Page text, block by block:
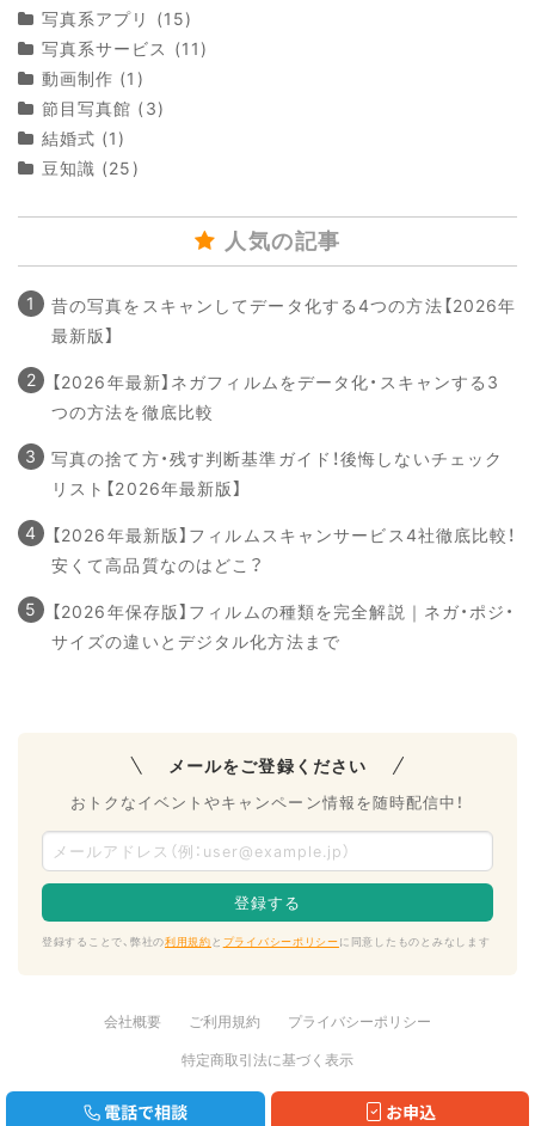
写真系アプリ
(15)
写真系サービス (11)
動画制作 (1)
節目写真館 (3)
結婚式 (1)
豆知識 (25)
人気の記事
昔の写真をスキャンしてデータ化する4つの方法【2026年
最新版】
【2026年最新】ネガフィルムをデータ化・スキャンする3
つの方法を徹底比較
写真の捨て方・残す判断基準ガイド！後悔しないチェック
リスト【2026年最新版】
【2026年最新版】フィルムスキャンサービス4社徹底比較！
安くて高品質なのはどこ？
【2026年保存版】フィルムの種類を完全解説｜ネガ・ポジ・
サイズの違いとデジタル化方法まで
メールをご登録ください
おトクなイベントやキャンペーン情報を随時配信中！
登録することで、弊社の利用規約と プライバシーポリシーに同意したものとみなします
会社概要 ご利用規約 プライバシーポリシー
特定商取引法に基づく表示
写真スキャンデータ化サービスの節目写真館